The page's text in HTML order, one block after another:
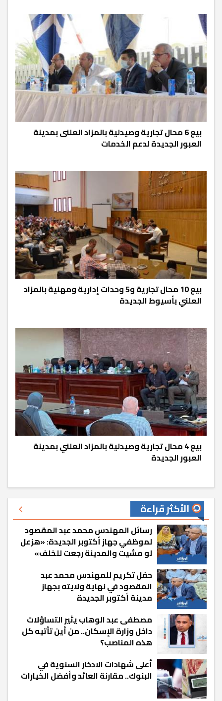
بيع 6 محال تجارية وصيدلية بالمزاد العلنى بمدينة
العبور الجديدة لدعم الخدمات
بيع 10 محال تجارية و5 وحدات إدارية ومهنية بالمزاد
العلني بأسيوط الجديدة
بيع 4 محال تجارية وصيدلية بالمزاد العلني بمدينة
العبور الجديدة
الأكثر قراءة
رسائل المهندس محمد عبد المقصود
لموظفي جهاز أكتوبر الجديدة: «هزعل
لو مشيت والمدينة رجعت للخلف»
حفل تكريم للمهندس محمد عبد
المقصود في نهاية ولايته بجهاز
مدينة أكتوبر الجديدة
مصطفى عبد الوهاب يثير التساؤلات
داخل وزارة الإسكان.. من أين تأتيه كل
هذه المناصب؟
أعلى شهادات الادخار السنوية في
البنوك.. مقارنة العائد وأفضل الخيارات